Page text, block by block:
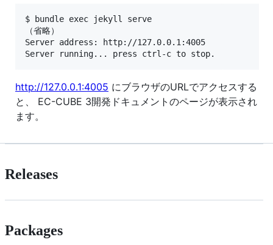
$ bundle exec jekyll serve
（省略）
Server address: http://127.0.0.1:4005
http://127.0.0.1:4005 にブラウザのURLでアクセスする
と、 EC-CUBE 3開発ドキュメントのページが表示され
ます。
Releases
Packages